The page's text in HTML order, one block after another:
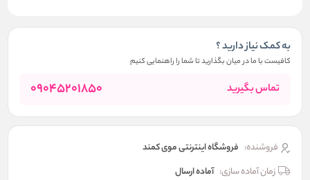
به کمک نیاز دارید ؟
کافیست با ما در میان بگذارید تا شما را راهنمایی کنیم
تماس بگیرید 09045201850
فروشنده: فروشگاه اینترنتی موی کمند
زمان آماده سازی: آماده ارسال